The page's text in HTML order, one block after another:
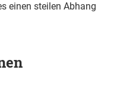
einen steilen Abhang